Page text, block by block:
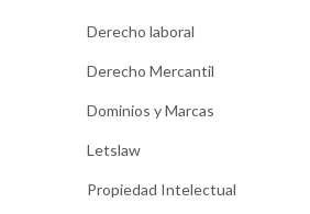
Derecho laboral
Derecho Mercantil
Dominios y Marcas
Letslaw
Propiedad Intelectual